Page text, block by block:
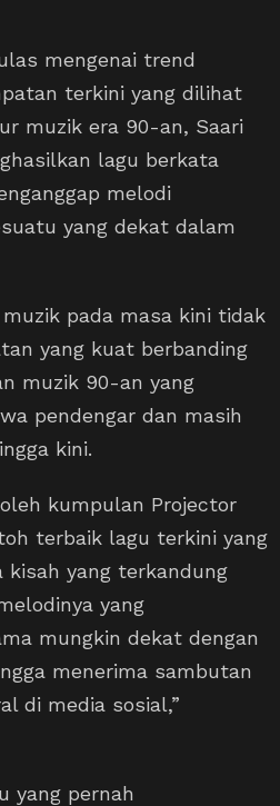
mengenai trend
terkini yang dilihat
muzik era 90-an, Saari
lagu berkata
melodi
yang dekat dalam
pada masa kini tidak
yang kuat berbanding
muzik 90-an yang
pendengar dan masih
kini.
kumpulan Projector
terbaik lagu terkini yang
kisah yang terkandung
yang
mungkin dekat dengan
menerima sambutan
di media sosial,”
yang pernah